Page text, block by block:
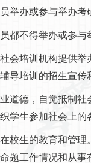
举办或参与举办考
不得举办或参与
培训机构提供举
导培训的招生宣传
德，自觉抵制社
学生参加社会上的
生的教育和管理
题工作情况和从